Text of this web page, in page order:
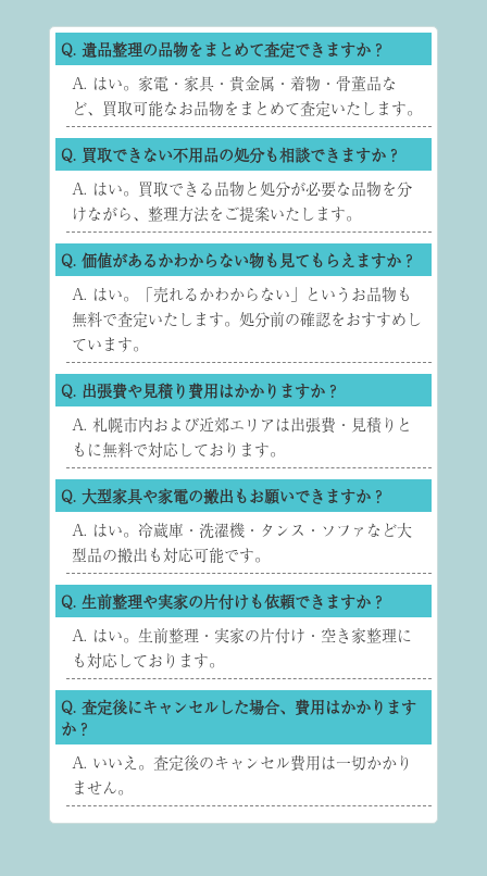
Q. 遺品整理の品物をまとめて査定できますか？
A. はい。家電・家具・貴金属・着物・骨董品な
ど、買取可能なお品物をまとめて査定いたします。
Q. 買取できない不用品の処分も相談できますか？
A. はい。買取できる品物と処分が必要な品物を分
けながら、整理方法をご提案いたします。
Q. 価値があるかわからない物も見てもらえますか？
A. はい。「売れるかわからない」というお品物も
無料で査定いたします。処分前の確認をおすすめし
ています。
Q. 出張費や見積り費用はかかりますか？
A. 札幌市内および近郊エリアは出張費・見積りと
もに無料で対応しております。
Q. 大型家具や家電の搬出もお願いできますか？
A. はい。冷蔵庫・洗濯機・タンス・ソファなど大
型品の搬出も対応可能です。
Q. 生前整理や実家の片付けも依頼できますか？
A. はい。生前整理・実家の片付け・空き家整理に
も対応しております。
Q. 査定後にキャンセルした場合、費用はかかります
か？
A. いいえ。査定後のキャンセル費用は一切かかり
ません。